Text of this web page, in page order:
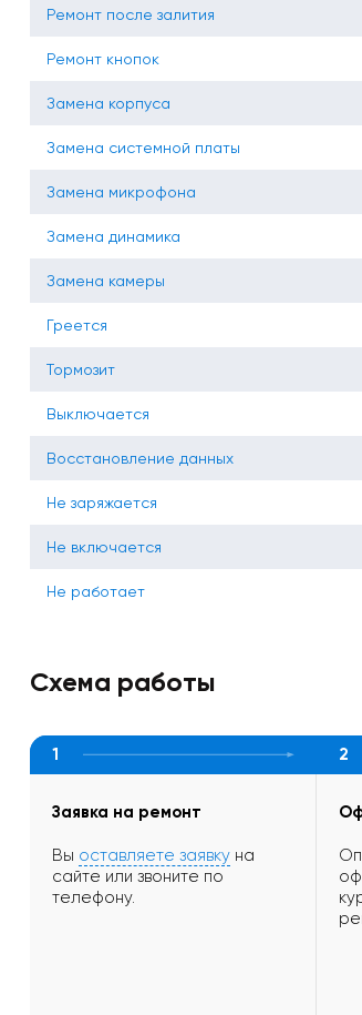
Ремонт после залития
Ремонт кнопок
Замена корпуса
Замена системной платы
Замена микрофона
Замена динамика
Замена камеры
Греется
Тормозит
Выключается
Восстановление данных
Не заряжается
Не включается
Не работает
Схема работы
1
Заявка на ремонт
Вы оставляете заявку на
сайте или звоните по
телефону.
2